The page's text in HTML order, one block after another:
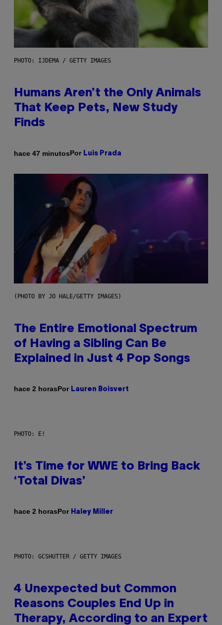
PHOTO: IJDEMA / GETTY IMAGES
Humans Aren’t the Only Animals
That Keep Pets, New Study
Finds
hace 47 minutosPor Luis Prada
(PHOTO BY JO HALE/GETTY IMAGES)
The Entire Emotional Spectrum
of Having a Sibling Can Be
Explained in Just 4 Pop Songs
hace 2 horasPor Lauren Boisvert
PHOTO: E!
It’s Time for WWE to Bring Back
‘Total Divas’
hace 2 horasPor Haley Miller
PHOTO: GCSHUTTER / GETTY IMAGES
4 Unexpected but Common
Reasons Couples End Up in
Therapy, According to an Expert